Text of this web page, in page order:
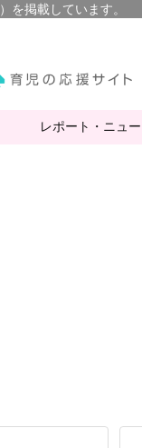
レポート・ニュ